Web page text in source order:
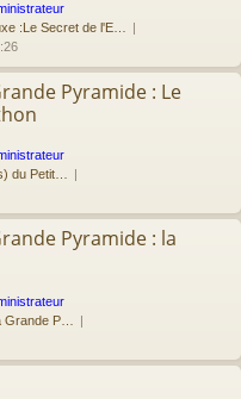
:Le Secret de l'E…
Pyramide : Le
du Petit…
Pyramide : la
Grande P…